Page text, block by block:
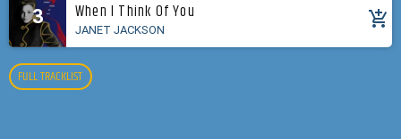
3 When I Think Of You
JANET JACKSON add_shopping_cart
FULL TRACKLIST